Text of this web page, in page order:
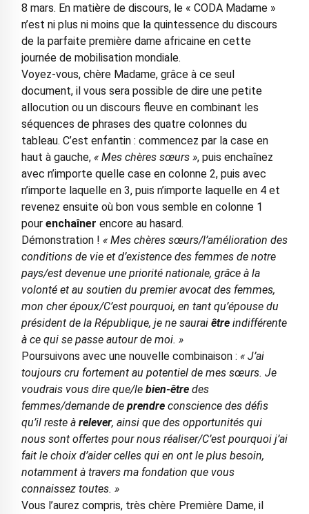
8 mars. En matière de discours, le « CODA Madame »
n’est ni plus ni moins que la quintessence du discours
de la parfaite première dame africaine en cette
journée de mobilisation mondiale.
Voyez-vous, chère Madame, grâce à ce seul
document, il vous sera possible de dire une petite
allocution ou un discours fleuve en combinant les
séquences de phrases des quatre colonnes du
tableau. C’est enfantin : commencez par la case en
haut à gauche, « Mes chères sœurs », puis enchaînez
avec n’importe quelle case en colonne 2, puis avec
n’importe laquelle en 3, puis n’importe laquelle en 4 et
revenez ensuite où bon vous semble en colonne 1
pour enchaîner encore au hasard.
Démonstration ! « Mes chères sœurs/l’amélioration des
conditions de vie et d’existence des femmes de notre
pays/est devenue une priorité nationale, grâce à la
volonté et au soutien du premier avocat des femmes,
mon cher époux/C’est pourquoi, en tant qu’épouse du
président de la République, je ne saurai êtreindifférente
à ce qui se passe autour de moi. »
Poursuivons avec une nouvelle combinaison : « J’ai
toujours cru fortement au potentiel de mes sœurs. Je
voudrais vous dire que/le bien-êtredes
femmes/demande de prendreconscience des défis
qu’il reste à relever, ainsi que des opportunités qui
nous sont offertes pour nous réaliser/C’est pourquoi j’ai
fait le choix d’aider celles qui en ont le plus besoin,
notamment à travers ma fondation que vous
connaissez toutes. »
Vous l’aurez compris, très chère Première Dame, il